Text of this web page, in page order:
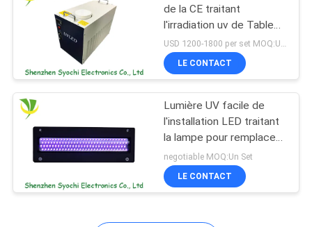
Système épuré à l'air
UV-C
de la CE traitant
l'irradiation uv de Tableau
et d'uniforme de
système pour les becs
KM1024
USD 1200-1800 per set MOQ:Un Set
LE CONTACT
Lumière UV facile de
l'installation LED traitant
la lampe pour remplacer
la lampe au mercure
negotiable MOQ:Un Set
LE CONTACT